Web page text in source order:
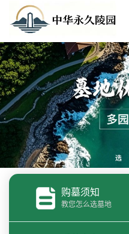
购墓须知
教您怎么选墓地